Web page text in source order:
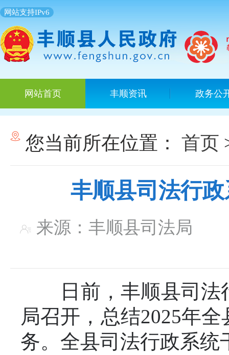
网站支持IPv6
网站首页 丰顺资讯 政务公
您当前所在位置： 首页
丰顺县司法行
来源：丰顺县司法
日前，丰顺县司法
局召开，总结2025年
务。全县司法行政系统